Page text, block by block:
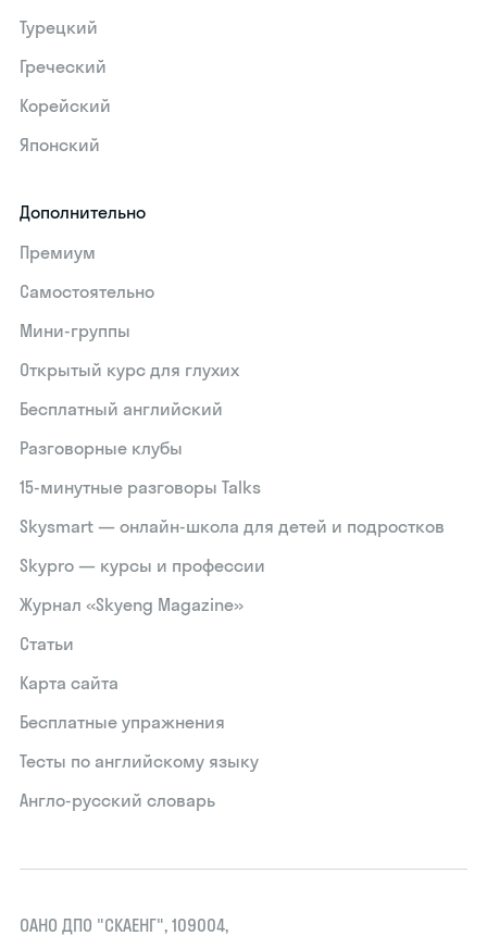
Турецкий
Греческий
Корейский
Японский
Дополнительно
Премиум
Самостоятельно
Мини-группы
Открытый курс для глухих
Бесплатный английский
Разговорные клубы
15‑минутные разговоры Talks
Skysmart — онлайн-школа для детей и подростков
Skypro — курсы и профессии
Журнал «Skyeng Magazine»
Статьи
Карта сайта
Бесплатные упражнения
Тесты по английскому языку
Англо-русский словарь
ОАНО ДПО "СКАЕНГ", 109004,